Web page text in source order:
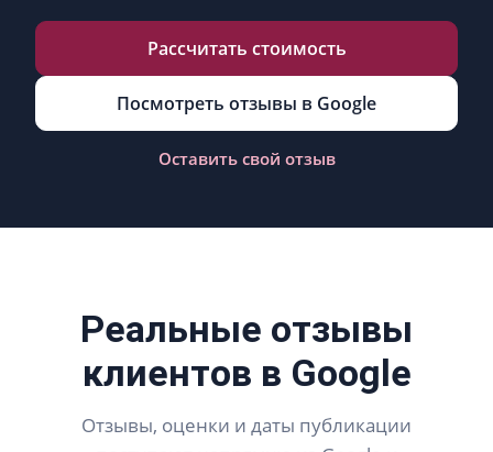
Рассчитать стоимость
Посмотреть отзывы в Google
Оставить свой отзыв
Реальные отзывы
клиентов в Google
Отзывы, оценки и даты публикации